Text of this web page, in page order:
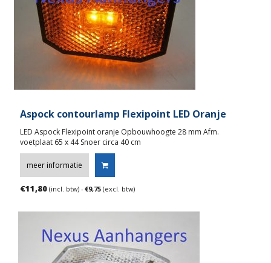
Aspock contourlamp Flexipoint LED Oranje
LED Aspock Flexipoint oranje Opbouwhoogte 28 mm Afm.
voetplaat 65 x 44 Snoer circa 40 cm
meer informatie
€11,80 (incl. btw) - €9,75(excl. btw)